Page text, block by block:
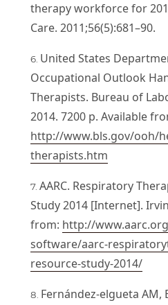
therapy workforce for
Care. 2011;56(5):681–90.
United States
Occupational Outlook
Therapists. Bureau of
2014. 7200 p. Available
http://www.bls.gov/ooh/
therapists.htm
AARC. Respiratory
Study 2014 [Internet].
from: http://
software/aarc-
resource-study-2014/
Fernández-elgueta AM,